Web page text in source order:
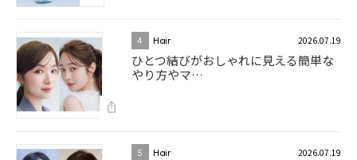
4 Hair 2026.07.19
ひとつ結びがおしゃれに見える簡単な
やり方やマ…
5 Hair 2026.07.19